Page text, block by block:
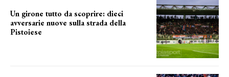
Un girone tutto da scoprire: dieci
avversarie nuove sulla strada della
Pistoiese